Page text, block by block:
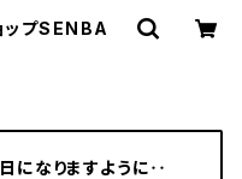
プSENBA
になりますように‥